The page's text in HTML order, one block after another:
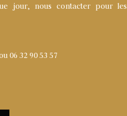
jour, nous contacter pour les
06 32 90 53 57